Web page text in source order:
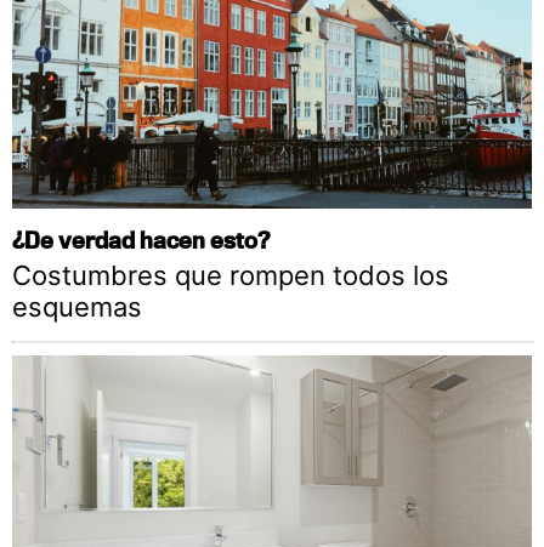
¿De verdad hacen esto?
Costumbres que rompen todos los
esquemas